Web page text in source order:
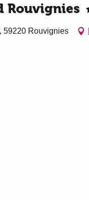
Rouvignies
59220 Rouvignies